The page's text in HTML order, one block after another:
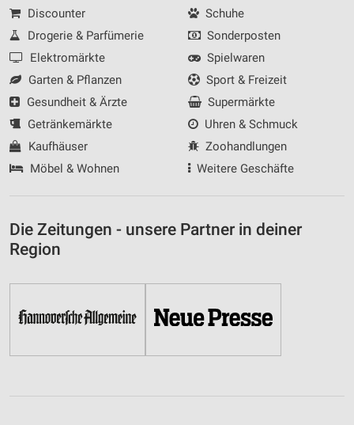
Discounter
Drogerie & Parfümerie
Elektromärkte
Garten & Pflanzen
Gesundheit & Ärzte
Getränkemärkte
Kaufhäuser
Möbel & Wohnen
Schuhe
Sonderposten
Spielwaren
Sport & Freizeit
Supermärkte
Uhren & Schmuck
Zoohandlungen
Weitere Geschäfte
Die Zeitungen - unsere Partner in deiner
Region